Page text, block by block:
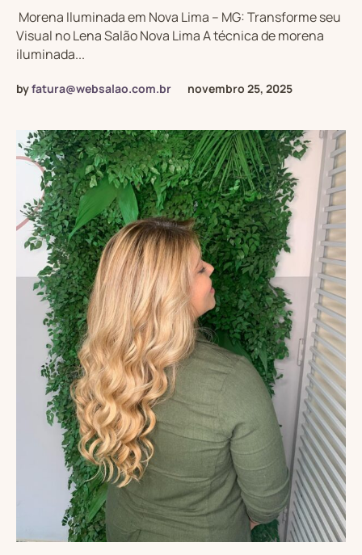
Morena Iluminada em Nova Lima – MG: Transforme seu
Visual no Lena Salão Nova Lima A técnica de morena
iluminada...
byfatura@websalao.com.br novembro 25, 2025